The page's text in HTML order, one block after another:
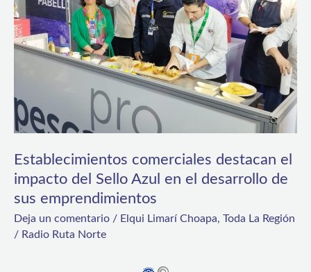
Establecimientos comerciales destacan el
impacto del Sello Azul en el desarrollo de
sus emprendimientos
Deja un comentario / Elqui Limarí Choapa, Toda La Región
/ Radio Ruta Norte
impacto
del
en
el
desarrollo
de
sus
emprendimientos